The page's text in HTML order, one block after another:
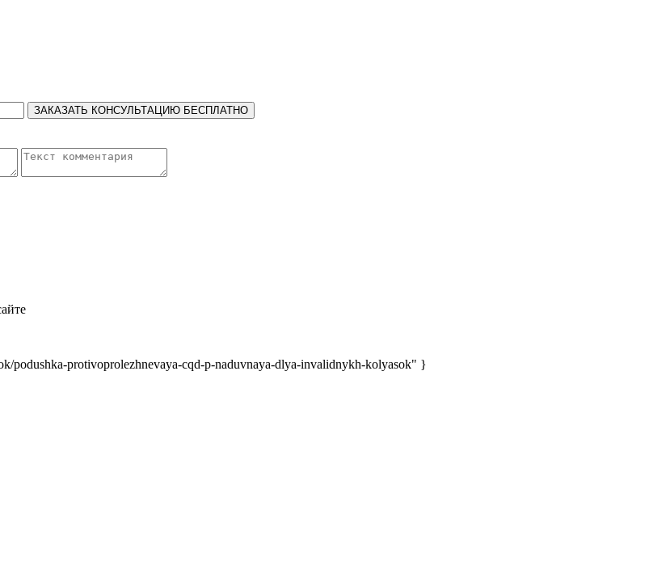
ЗАКАЗАТЬ КОНСУЛЬТАЦИЮ БЕСПЛАТНО
protivoprolezhnevaya-cqd-p-naduvnaya-dlya-invalidnykh-kolyasok" }